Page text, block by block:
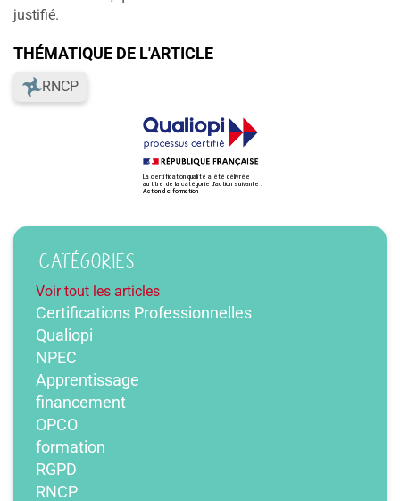
justifié.
THÉMATIQUE DE L'ARTICLE
RNCP
CATÉGORIES
Voir tout les articles
Certifications Professionnelles
Qualiopi
NPEC
Apprentissage
financement
OPCO
formation
RGPD
RNCP